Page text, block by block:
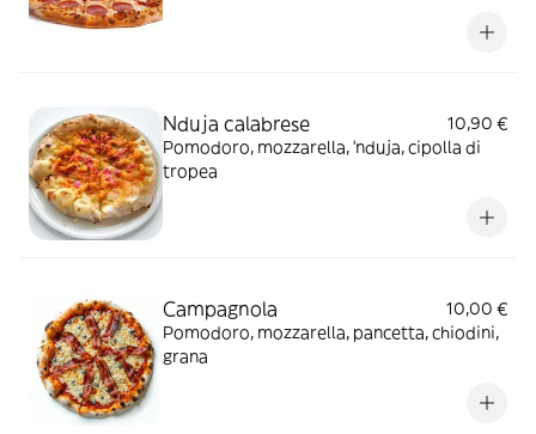
Nduja calabrese
10,90 €
Pomodoro, mozzarella, 'nduja, cipolla di
tropea
Campagnola
10,00 €
Pomodoro, mozzarella, pancetta, chiodini,
grana